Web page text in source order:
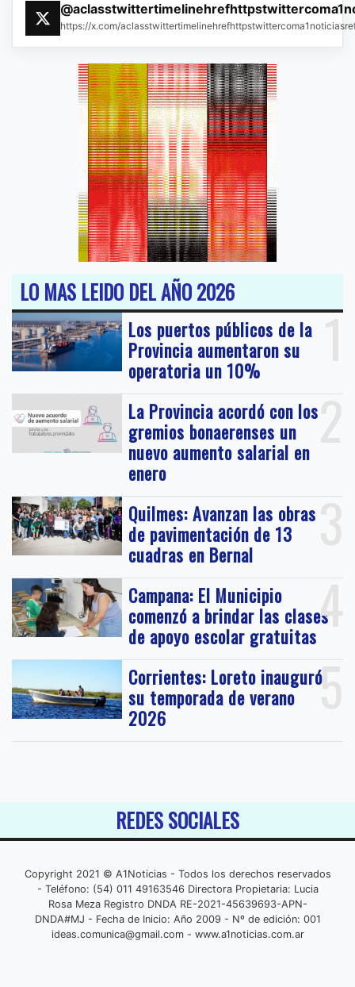
https://x.com/
LO MAS LEIDO DEL AÑO 2026
1
Los puertos públicos de la
Provincia aumentaron su
operatoria un 10%
2
La Provincia acordó con los
gremios bonaerenses un
nuevo aumento salarial en
enero
3
Quilmes: Avanzan las obras
de pavimentación de 13
cuadras en Bernal
4
Campana: El Municipio
comenzó a brindar las clases
de apoyo escolar gratuitas
5
Corrientes: Loreto inauguró
su temporada de verano
2026
REDES SOCIALES
Copyright 2021 © A1Noticias - Todos los derechos reservados
- Teléfono: (54) 011 49163546 Directora Propietaria: Lucia
Rosa Meza Registro DNDA RE-2021-45639693-APN-
DNDA#MJ - Fecha de Inicio: Año 2009 - Nº de edición: 001
ideas.comunica@gmail.com- www.a1noticias.com.ar